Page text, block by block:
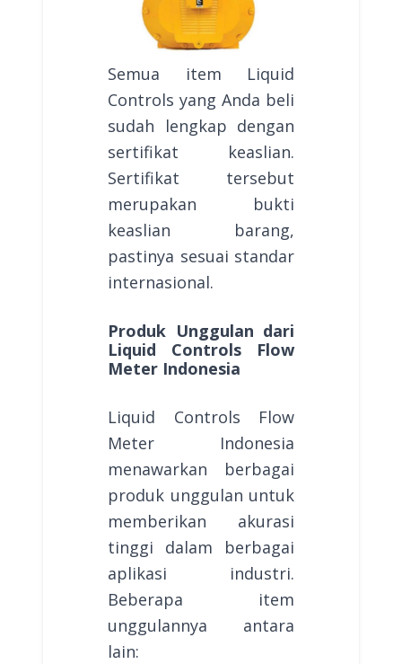
Semua item Liquid
Controls yang Anda beli
sudah lengkap dengan
sertifikat keaslian.
Sertifikat tersebut
merupakan bukti
keaslian barang,
pastinya sesuai standar
internasional.
Produk Unggulan dari
Liquid Controls Flow
Meter Indonesia
Liquid Controls Flow
Meter Indonesia
menawarkan berbagai
produk unggulan untuk
memberikan akurasi
tinggi dalam berbagai
aplikasi industri.
Beberapa item
unggulannya antara
lain: